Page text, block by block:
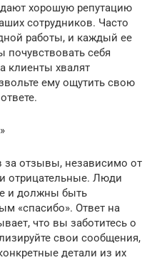
хорошую репутацию
сотрудников. Часто
работы, и каждый ее
почувствовать себя
клиенты хвалят
ему ощутить свою
за отзывы, независимо от
отрицательные. Люди
и должны быть
«спасибо». Ответ на
что вы заботитесь о
свои сообщения,
детали из их